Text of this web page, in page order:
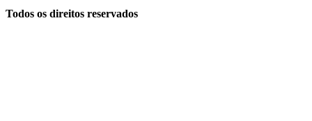
Todos os direitos reservados